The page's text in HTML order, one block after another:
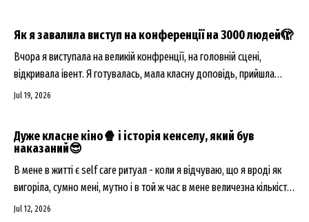
Як я завалила виступ на конференції на 3000 людей🫣
Вчора я виступала на великій конфренції, на головній сцені,
відкривала івент. Я готувалась, мала класну доповідь, прийшла
вчасно, все перевірила, але...
Jul 19, 2026
Дуже класне кіно🍿 і історія кенселу, який був
наказаний😎
В мене в житті є self care ритуал - коли я відчуваю, що я вроді як
вигоріла, сумно мені, мутно і в той ж час в мене величезна кількість
задач і роботи, які я починаю максимально прокрастинувати і від
Jul 12, 2026